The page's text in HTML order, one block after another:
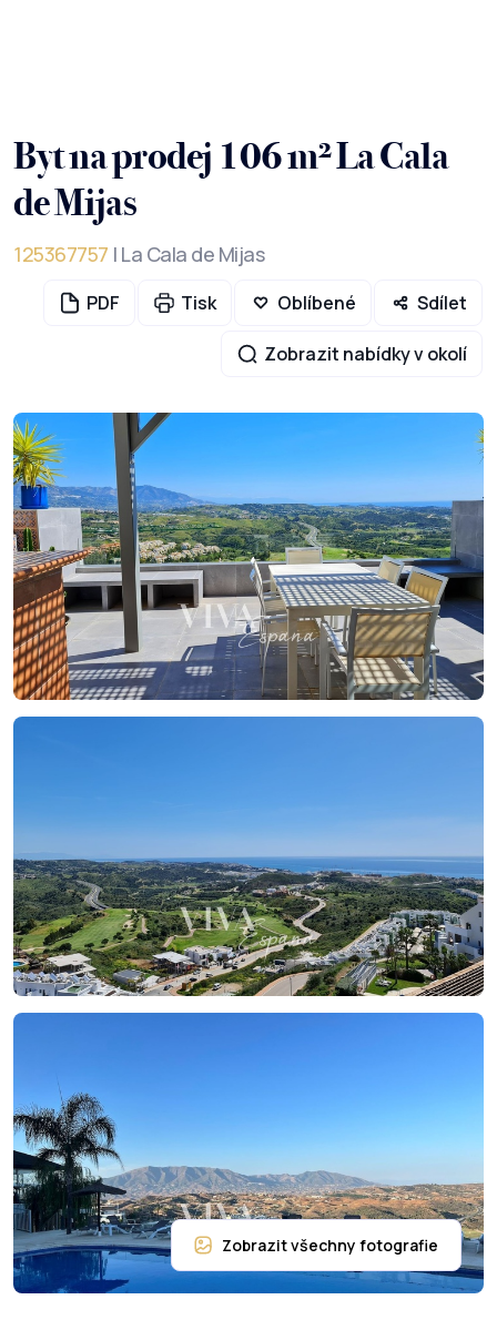
Byt na prodej 106 m² La Cala
de Mijas
125367757 | La Cala de Mijas
PDF Tisk Oblíbené Sdílet
Zobrazit nabídky v okolí